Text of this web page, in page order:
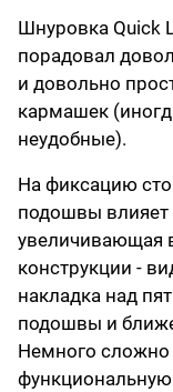
Шнуровка Quick
порадовал
и довольно
кармашек
неудобные).
На фиксацию
подошвы влияет
увеличивающая
конструкции -
накладка над
подошвы и
Немного сложно